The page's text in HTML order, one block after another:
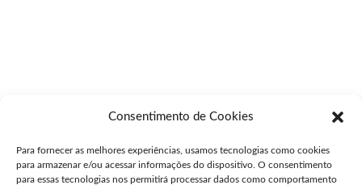
Consentimento de Cookies
Para fornecer as melhores experiências, usamos tecnologias como cookies
para armazenar e/ou acessar informações do dispositivo. O consentimento
para essas tecnologias nos permitirá processar dados como comportamento